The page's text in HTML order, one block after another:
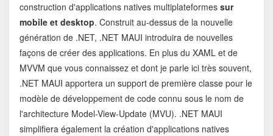
construction d'applications natives multiplateformessur
mobile et desktop. Construit au-dessus de la nouvelle
génération de .NET, .NET MAUI introduira de nouvelles
façons de créer des applications. En plus du XAML et de
MVVM que vous connaissez et dont je parle ici très souvent,
.NET MAUI apportera un support de première classe pour le
modèle de développement de code connu sous le nom de
l'architecture Model-View-Update (MVU). .NET MAUI
simplifiera également la création d'applications natives